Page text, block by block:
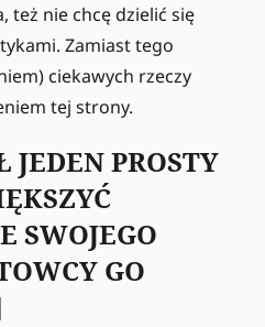
też nie chcę dzielić się
Zamiast tego
ciekawych rzeczy
tej strony.
JEDEN PROSTY
SWOJEGO
GO